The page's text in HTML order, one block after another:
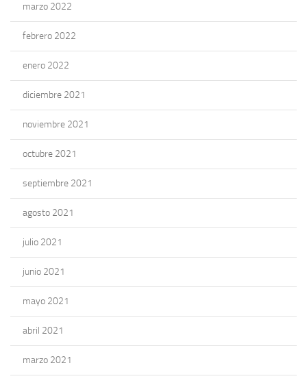
marzo 2022
febrero 2022
enero 2022
diciembre 2021
noviembre 2021
octubre 2021
septiembre 2021
agosto 2021
julio 2021
junio 2021
mayo 2021
abril 2021
marzo 2021